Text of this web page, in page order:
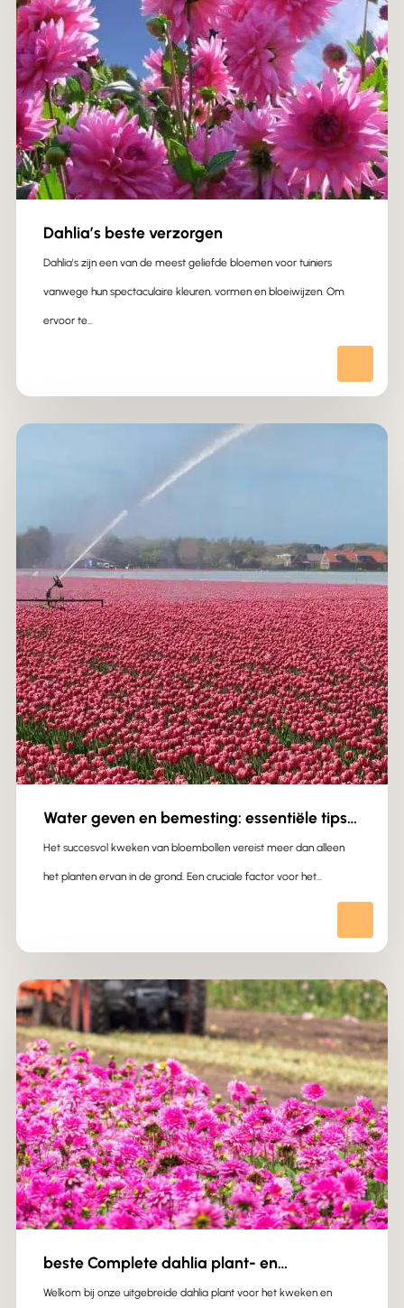
Dahlia’s beste verzorgen
Dahlia's zijn een van de meest geliefde bloemen voor tuiniers
vanwege hun spectaculaire kleuren, vormen en bloeiwijzen. Om
ervoor te…
Water geven en bemesting: essentiële tips
voor een gezonde groei
Het succesvol kweken van bloembollen vereist meer dan alleen
het planten ervan in de grond. Een cruciale factor voor het…
beste Complete dahlia plant- en
verzorgingsgids
Welkom bij onze uitgebreide dahlia plant voor het kweken en